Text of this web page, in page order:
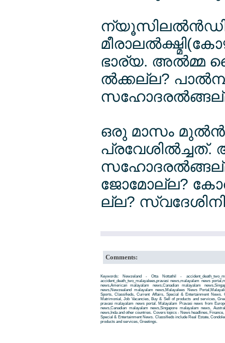
ഭാര്യ. അല്‍മ്മ
ല്‍ക്കല്ല?
ഒരു മാസം
ജോമോല്ല?
ല്ല?
Comments:
Keywords: Newzeland - Otta Nottathil -
accident_death_two_malayalees,pravasi news,malayalam news
news,American malayalam news,Canadian malayalam
news,Newzealand malayalam news,Malayalees News
Sports, Classifieds, Current Affairs, Special & Entertainment News.
Matrimonial, Job Vacancies, Buy & Sell of products and services,
pravasi malayalam news portal. Malayalam Pravasi news from
news,Canadian malayalam news,Singapore malayalam news,
news,Inda and other countries. Covers topics - News headlines,
Special & Entertainment News. Classifieds include Real Estate,
products and services, Greetings.